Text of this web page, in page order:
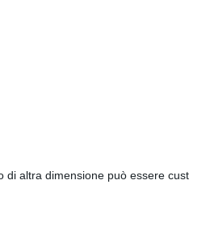
di altra dimensione può essere cust